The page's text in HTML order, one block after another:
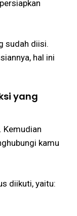
sudah diisi.
hal ini
yang
Kemudian
kamu
diikuti, yaitu: